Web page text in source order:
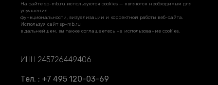
На сайте sp-mb.ru используются cookies — являются необходимым для
улучшения
функциональности, визуализации и корректной работы веб-сайта.
Используя сайт sp-mb.ru
в дальнейшем, вы также соглашаетесь на использование cookies.
ИНН 245726449406
Тел. : +7 495 120-03-69